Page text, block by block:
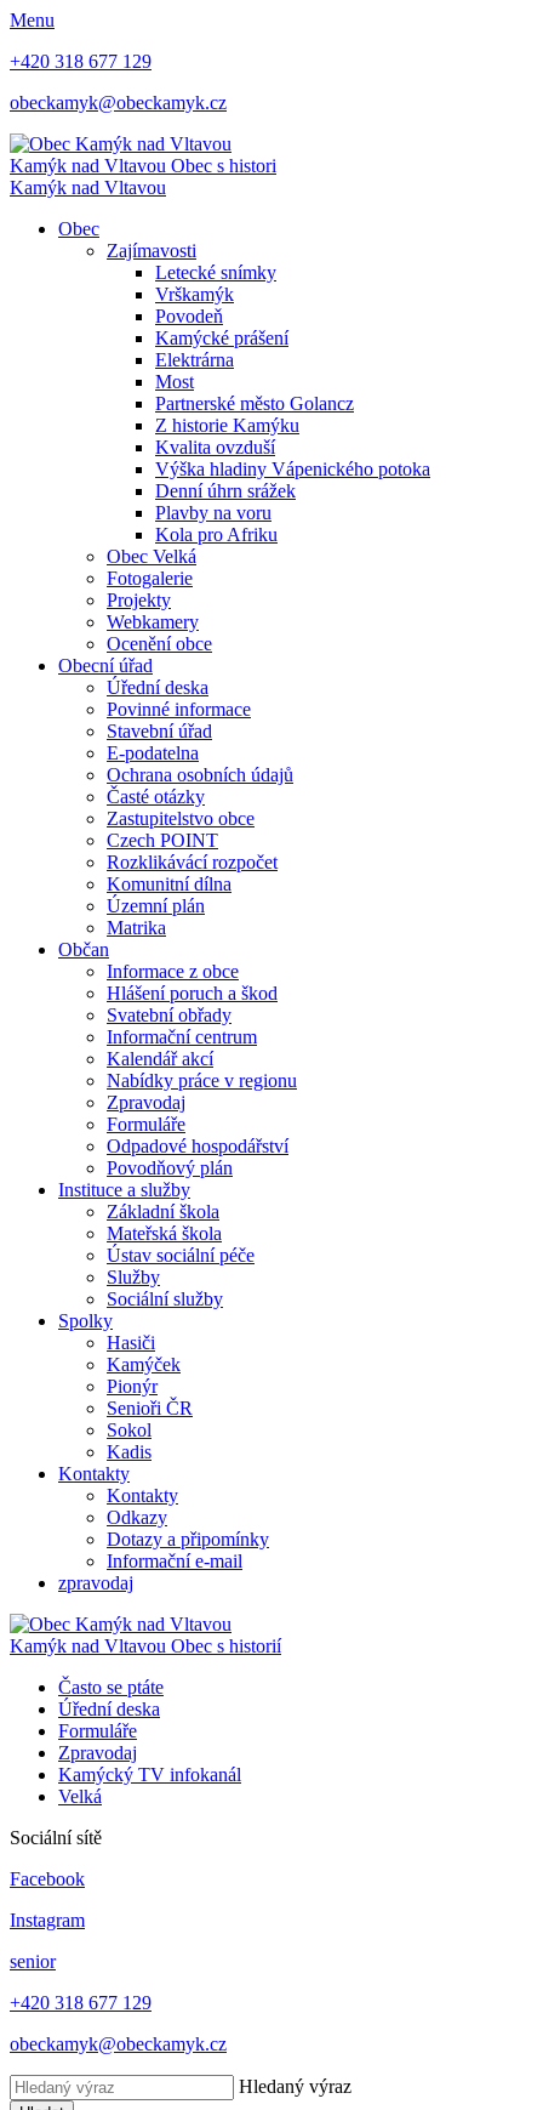
Menu
+420 318 677 129
obeckamyk@obeckamyk.cz
Kamýk nad Vltavou Obec s histori
Kamýk nad Vltavou
Obec
Zajímavosti
Letecké snímky
Vrškamýk
Povodeň
Kamýcké prášení
Elektrárna
Most
Partnerské město Golancz
Z historie Kamýku
Kvalita ovzduší
Výška hladiny Vápenického potoka
Denní úhrn srážek
Plavby na voru
Kola pro Afriku
Obec Velká
Fotogalerie
Projekty
Webkamery
Ocenění obce
Obecní úřad
Úřední deska
Povinné informace
Stavební úřad
E-podatelna
Ochrana osobních údajů
Časté otázky
Zastupitelstvo obce
Czech POINT
Rozklikávácí rozpočet
Komunitní dílna
Územní plán
Matrika
Občan
Informace z obce
Hlášení poruch a škod
Svatební obřady
Informační centrum
Kalendář akcí
Nabídky práce v regionu
Zpravodaj
Formuláře
Odpadové hospodářství
Povodňový plán
Instituce a služby
Základní škola
Mateřská škola
Ústav sociální péče
Služby
Sociální služby
Spolky
Hasiči
Kamýček
Pionýr
Senioři ČR
Sokol
Kadis
Kontakty
Kontakty
Odkazy
Dotazy a připomínky
Informační e-mail
zpravodaj
Kamýk nad Vltavou Obec s historií
Často se ptáte
Úřední deska
Formuláře
Zpravodaj
Kamýcký TV infokanál
Velká
Sociální sítě
Facebook
Instagram
senior
+420 318 677 129
obeckamyk@obeckamyk.cz
Hledaný výraz